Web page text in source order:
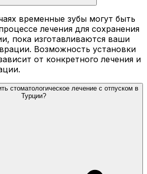
временные зубы могут быть
лечения для сохранения
пока изготавливаются ваши
Возможность установки
от конкретного лечения и
стоматологическое лечение с отпуском в
Турции?